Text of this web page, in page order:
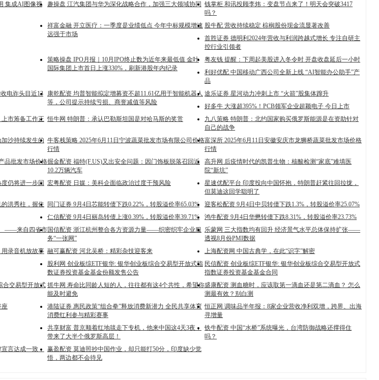
集成AI图像视
趣操盘 江汽集团与华为深化战略合作，加强三大领域协同 钱掌柜 和讯投顾李炜：变盘节点来了！明天会突破3417
吗？
祥富金融 开立医疗：一季度是业绩低点 今年中标规模增速
远强于市场
股牛配 营收持续稳定 棕榈股份现金流显著改善
首胜证券 德明利2024年营收与利润跨越式增长 专注自研主
控行业引领者
策略操盘 IPO月报｜10月IPO终止数为近年来最低值 金叶
国际集团上市首日上涨330%，刷新港股年内纪录
粤友钱 提醒：下周起美股进入冬令时 开盘收盘延后一小时
利好优配 中国移动广西公司全新上线 “AI智能办公助手”产
品
电诈头目近13
康乾配资 均普智能拟定增募资不超11.61亿用于智能机器人
等，公司提示持续亏损、商誉减值等风险
途乐证券 星河动力冲刺上市 “火箭”股集体蹿升
好多牛 大涨超395%！PCB领军企业超颖电子 今日上市
市筹备工作正 恒牛网 特朗普：承认巴勒斯坦国是对哈马斯的奖赏
九八策略 特朗普：北约国家购买俄罗斯能源是在资助针对
自己的战争
沙持续发生的 牛客栈策略 2025年6月11日宁波蔬菜批发市场有限公司价格
行情
富深所 2025年6月11日安徽安庆市龙狮桥蔬菜批发市场价格
行情
品批发市场价格掘金配资 福特(F.US)又出安全问题：因门饰板脱落召回近
10.2万辆汽车
高升网 后疫情时代的凯普生物：核酸检测“家底”难填医
院“新坑”
仍将进一步回 宏粤配资 日媒：美科企面临政治过度干预风险
星速优配平台 印度投向中国怀抱，特朗普赶紧往回拉拢，
但莫迪这回学聪明了
洪秀柱，握住 同门证券 9月4日芯能转债下跌0.22%，转股溢价率65.03%
迎客松配资 9月4日中贝转债下跌1.3%，转股溢价率25.07%
仁信配资 9月4日丽岛转债上涨0.39%，转股溢价率39.71%
鸿牛配资 9月4日华懋转债下跌8.31%，转股溢价率23.73%
——来自四省市国信配资 浙江杭州整合各方资源力量——织密织牢企业服
务“一张网”
乐蒙网 三大指数均有回升 经济景气水平总体保持扩张——
透视8月份PMI数据
录音机放故事 融可赢配资 河北吴桥：精彩杂技迎客来
上海配资网 中国古典学，在此“识字”解密
股利网 创业板综ETF银华: 银华创业板综合交易型开放式指
数证券投资基金基金份额发售公告
民信配资 创业板综ETF银华: 银华创业板综合交易型开放式
指数证券投资基金基金合同
合交易型开放式 抓牛网 寿命比同龄人短的人，往往都有这4个共性，希望你
能及时避免
盛康配资 测血糖时，应该取第一滴血还是第二滴血？ 怎么
测最有效？别白测
座
港陆证券 惠民政策“组合拳”释放消费新潜力 全民共享体育
消费红利参与精彩赛事
恒正网 调味品半年报：8家企业营收净利双增，跨界、出海
寻增量
共享财富 普京顺着红地毯走下专机，他来中国这4天3夜，
带来了大半个俄罗斯高层！
铁牛配资 中国“水桥”系统曝光，台湾防御战略还撑得住
吗？
言达成一致，
赢盈配资 莫迪照抄中国作业，却只能打50分，印度缺少觉
悟，两边都不会待见